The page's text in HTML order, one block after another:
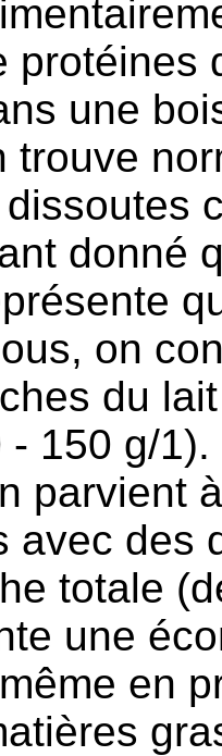
protéines
une
trouve
donné
on
du
150 g/
parvient
avec des
totale
une
en